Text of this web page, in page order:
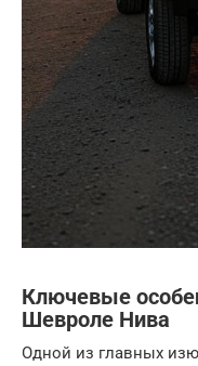
Ключевые
Шевроле Нива
Одной из главных